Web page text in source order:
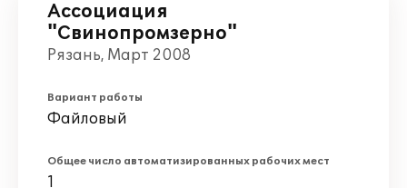
Ассоциация
"Свинопромзерно"
Рязань, Март 2008
Вариант работы
Файловый
Общее число автоматизированных рабочих мест
1